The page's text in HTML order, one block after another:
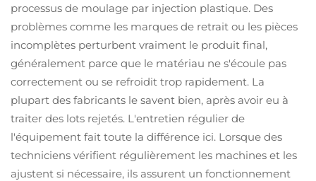
processus de moulage par injection plastique. Des
problèmes comme les marques de retrait ou les pièces
incomplètes perturbent vraiment le produit final,
généralement parce que le matériau ne s'écoule pas
correctement ou se refroidit trop rapidement. La
plupart des fabricants le savent bien, après avoir eu à
traiter des lots rejetés. L'entretien régulier de
l'équipement fait toute la différence ici. Lorsque des
techniciens vérifient régulièrement les machines et les
ajustent si nécessaire, ils assurent un fonctionnement